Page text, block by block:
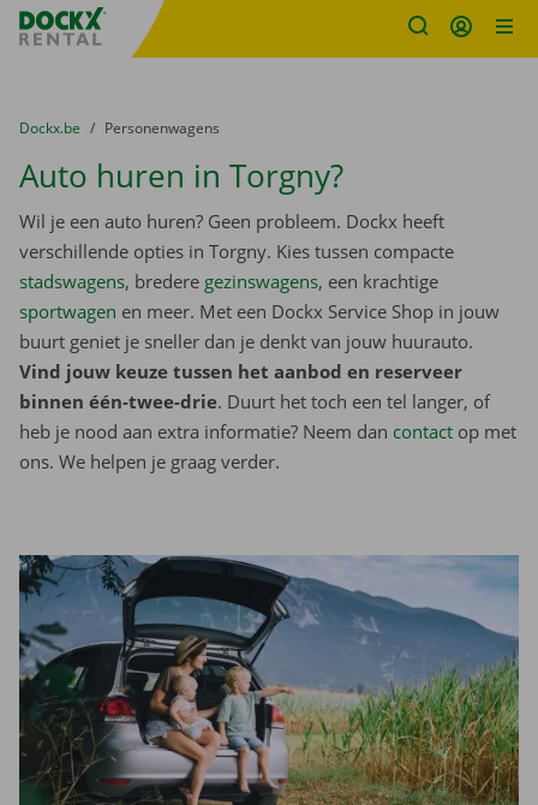
Fratello DEMO
U bevindt zich hier:
van
Dockx.be naar
Personenwagens
Auto huren in Torgny?
Wil je een auto huren? Geen probleem. Dockx heeft
verschillende opties in Torgny. Kies tussen compacte
stadswagens, bredere gezinswagens, een krachtige
sportwagen en meer. Met een Dockx Service Shop in jouw
buurt geniet je sneller dan je denkt van jouw huurauto.
Vind jouw keuze tussen het aanbod en reserveer
binnen één-twee-drie. Duurt het toch een tel langer, of
heb je nood aan extra informatie? Neem dan contact op met
ons. We helpen je graag verder.